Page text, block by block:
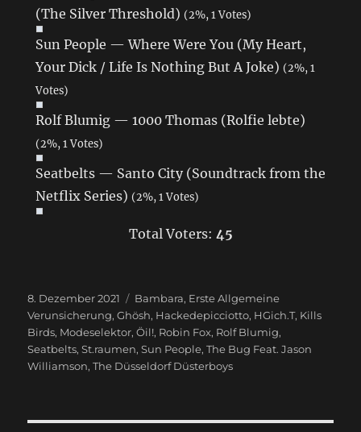
(The Silver Threshold) (2%, 1 Votes)
Sun People — Where Were You (My Heart,
Your Dick / Life Is Nothing But A Joke) (2%, 1
Votes)
Rolf Blumig — 1000 Thomas (Rolfie lebte)
(2%, 1 Votes)
Seatbelts — Santo City (Soundtrack from the
Netflix Series) (2%, 1 Votes)
Total Voters: 45
Veröffentlicht
am
8. Dezember 2021 Schlagwörter
Bambara, Erste Allgemeine
Verunsicherung,Ghösh, Hackedepicciotto, HGich.T, Kills
Birds, Modeselektor,Öil!, Robin Fox, Rolf Blumig,
Seatbelts,St.raumen,Sun People,The Bug Feat. Jason
Williamson,The Düsseldorf Düsterboys